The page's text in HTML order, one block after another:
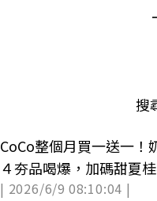
搜
CoCo整個月買一送一！
４夯品喝爆，加碼甜夏
一
| 2026/6/9 08:10:04 |